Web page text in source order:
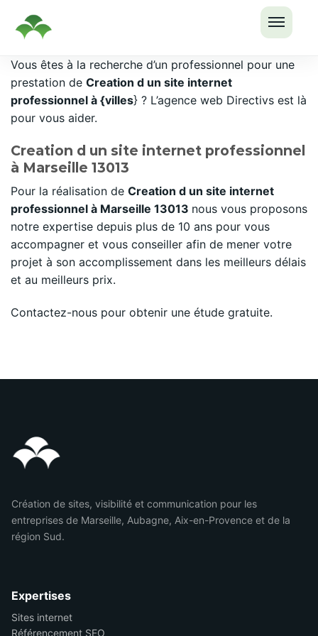
LE
MENU
Passer
au
contenu
Vous êtes à la recherche d’un professionnel pour une
prestation de Creation d un site internet
professionnel à {villes} ? L’agence web Directivs est là
pour vous aider.
Creation d un site internet professionnel
à Marseille 13013
Pour la réalisation de Creation d un site internet
professionnel à Marseille 13013 nous vous proposons
notre expertise depuis plus de 10 ans pour vous
accompagner et vous conseiller afin de mener votre
projet à son accomplissement dans les meilleurs délais
et au meilleurs prix.
Contactez-nous pour obtenir une étude gratuite.
Création de sites, visibilité et communication pour les
entreprises de Marseille, Aubagne, Aix-en-Provence et de la
région Sud.
Expertises
Sites internet
Référencement SEO